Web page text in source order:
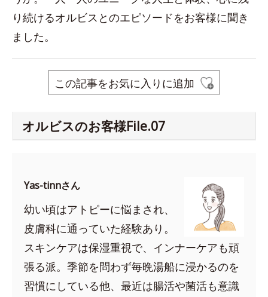
り続けるオルビスとのエピソードをお客様に聞き
ました。
この記事をお気に入りに追加
オルビスのお客様File.07
Yas-tinnさん
幼い頃はアトピーに悩まされ、
皮膚科に通っていた経験あり。
スキンケアは保湿重視で、インナーケアも頑
張る派。季節を問わず毎晩湯船に浸かるのを
習慣にしている他、最近は腸活や菌活も意識